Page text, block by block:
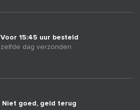
Voor 15:45 uur besteld
zelfde dag verzonden
Niet goed, geld terug